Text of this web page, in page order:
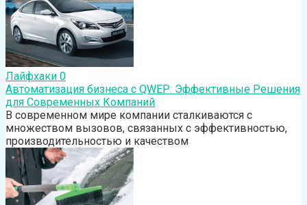
Лайфхаки 0
Автоматизация бизнеса с QWEP: Эффективные Решения
для Современных Компаний
В современном мире компании сталкиваются с
множеством вызовов, связанных с эффективностью,
производительностью и качеством